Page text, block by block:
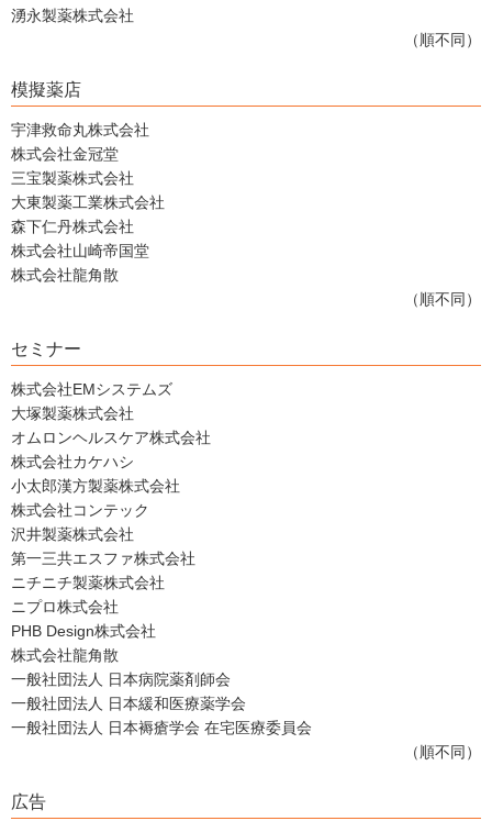
湧永製薬株式会社
（順不同）
模擬薬店
宇津救命丸株式会社
株式会社金冠堂
三宝製薬株式会社
大東製薬工業株式会社
森下仁丹株式会社
株式会社山崎帝国堂
株式会社龍角散
（順不同）
セミナー
株式会社EMシステムズ
大塚製薬株式会社
オムロンヘルスケア株式会社
株式会社カケハシ
小太郎漢方製薬株式会社
株式会社コンテック
沢井製薬株式会社
第一三共エスファ株式会社
ニチニチ製薬株式会社
ニプロ株式会社
PHB Design株式会社
株式会社龍角散
一般社団法人 日本病院薬剤師会
一般社団法人 日本緩和医療薬学会
一般社団法人 日本褥瘡学会 在宅医療委員会
（順不同）
広告